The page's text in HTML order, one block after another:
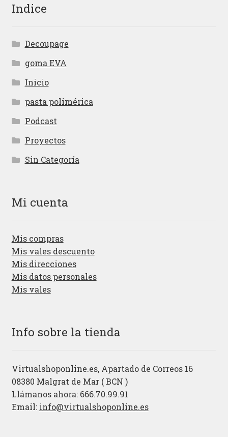
Indice
Decoupage
goma EVA
Inicio
pasta polimérica
Podcast
Proyectos
Sin Categoría
Mi cuenta
Mis compras
Mis vales descuento
Mis direcciones
Mis datos personales
Mis vales
Info sobre la tienda
Virtualshoponline.es, Apartado de Correos 16
08380 Malgrat de Mar ( BCN )
Llámanos ahora: 666.70.99.91
Email: info@virtualshoponline.es